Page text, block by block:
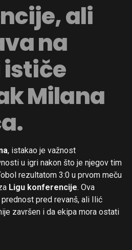
ali
na
ističe
Milana
, istakao je važnost
u igri nakon što je njegov tim
rezultatom 3:0 u prvom meču
Ligu konferencije. Ova
pred revanš, ali Ilić
završen i da ekipa mora ostati